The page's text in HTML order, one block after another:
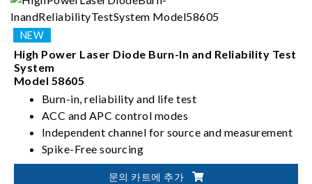
High Power Laser Diode Burn-In and Reliability Test
System
Model 58605
Burn-in, reliability and life test
ACC and APC control modes
Independent channel for source and measurement
Spike-Free sourcing
Up to 6000 mA per channel and pulsing
문의 카트에 추가